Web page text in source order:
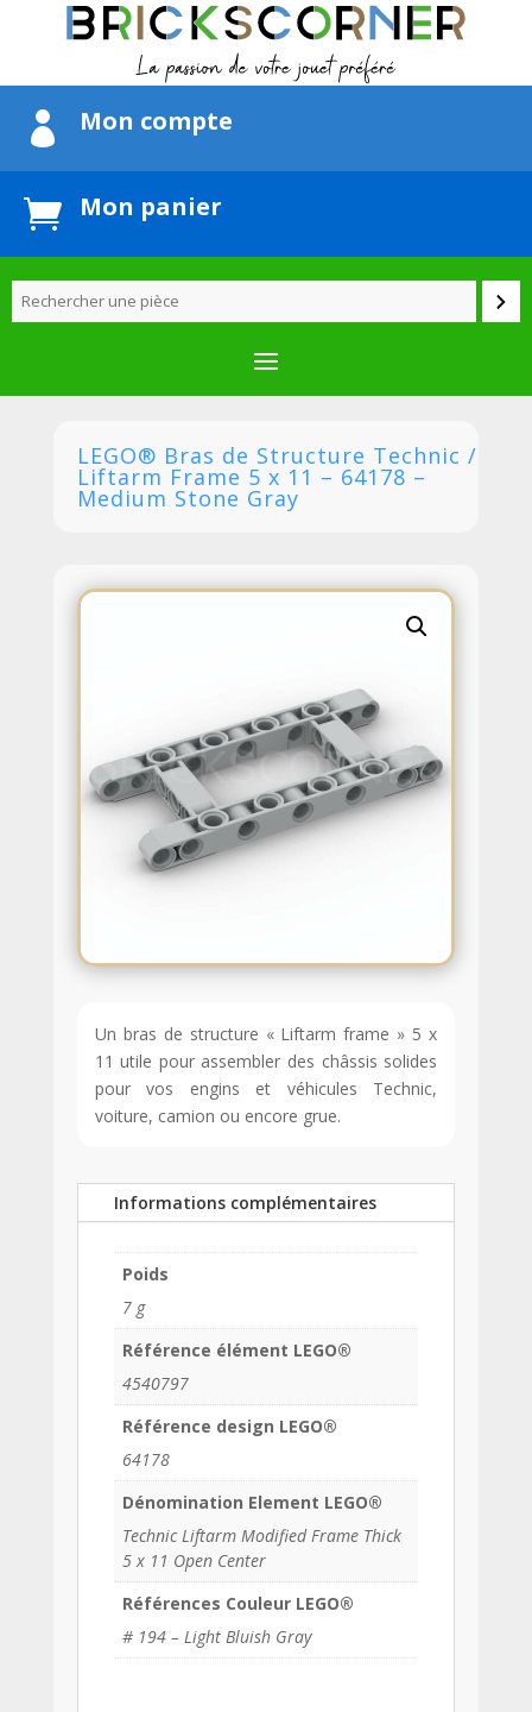
 Mon compte
 Mon panier
LEGO® Bras de Structure Technic /
Liftarm Frame 5 x 11 – 64178 –
Medium Stone Gray
Un bras de structure « Liftarm frame » 5 x
11 utile pour assembler des châssis solides
pour vos engins et véhicules Technic,
voiture, camion ou encore grue.
Informations complémentaires
Poids
7 g
Référence élément LEGO®
4540797
Référence design LEGO®
64178
Dénomination Element LEGO®
Technic Liftarm Modified Frame Thick
5 x 11 Open Center
Références Couleur LEGO®
# 194 – Light Bluish Gray